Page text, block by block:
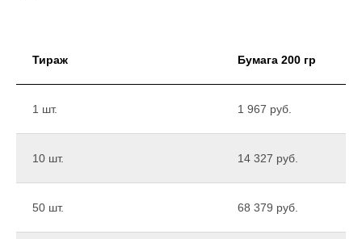
Тираж Бумага 200 гр
1 шт. 1 967 руб.
10 шт. 14 327 руб.
50 шт. 68 379 руб.